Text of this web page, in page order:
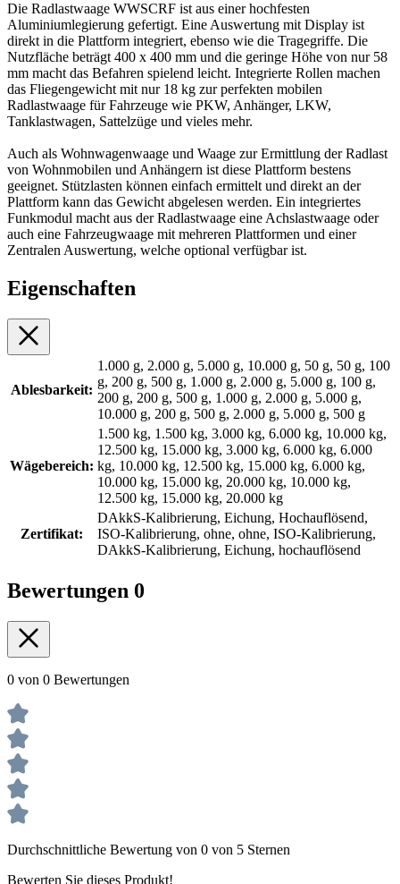
Die Radlastwaage WWSCRF ist aus einer hochfesten
Aluminiumlegierung gefertigt. Eine Auswertung mit Display ist
direkt in die Plattform integriert, ebenso wie die Tragegriffe. Die
Nutzfläche beträgt 400 x 400 mm und die geringe Höhe von nur 58
mm macht das Befahren spielend leicht. Integrierte Rollen machen
das Fliegengewicht mit nur 18 kg zur perfekten mobilen
Radlastwaage für Fahrzeuge wie PKW, Anhänger, LKW,
Tanklastwagen, Sattelzüge und vieles mehr.
Auch als Wohnwagenwaage und Waage zur Ermittlung der Radlast
von Wohnmobilen und Anhängern ist diese Plattform bestens
geeignet. Stützlasten können einfach ermittelt und direkt an der
Plattform kann das Gewicht abgelesen werden. Ein integriertes
Funkmodul macht aus der Radlastwaage eine Achslastwaage oder
auch eine Fahrzeugwaage mit mehreren Plattformen und einer
Zentralen Auswertung, welche optional verfügbar ist.
Eigenschaften
Ablesbarkeit:
1.000 g, 2.000 g, 5.000 g, 10.000 g, 50 g, 50 g, 100
g, 200 g, 500 g, 1.000 g, 2.000 g, 5.000 g, 100 g,
200 g, 200 g, 500 g, 1.000 g, 2.000 g, 5.000 g,
10.000 g, 200 g, 500 g, 2.000 g, 5.000 g, 500 g
Wägebereich:
1.500 kg, 1.500 kg, 3.000 kg, 6.000 kg, 10.000 kg,
12.500 kg, 15.000 kg, 3.000 kg, 6.000 kg, 6.000
kg, 10.000 kg, 12.500 kg, 15.000 kg, 6.000 kg,
10.000 kg, 15.000 kg, 20.000 kg, 10.000 kg,
12.500 kg, 15.000 kg, 20.000 kg
Zertifikat:
DAkkS-Kalibrierung, Eichung, Hochauflösend,
ISO-Kalibrierung, ohne, ohne, ISO-Kalibrierung,
DAkkS-Kalibrierung, Eichung, hochauflösend
Bewertungen 0
0 von 0 Bewertungen
Durchschnittliche Bewertung von 0 von 5 Sternen
Bewerten Sie dieses Produkt!